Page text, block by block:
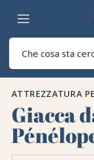
ATTREZZATURA
Giacca